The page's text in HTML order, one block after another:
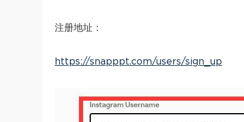
注册地址：
https://snapppt.com/users/sign_up